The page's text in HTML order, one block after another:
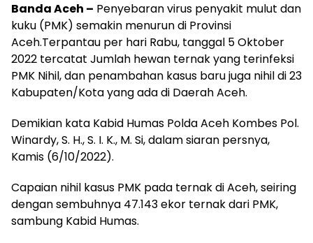
Banda Aceh – Penyebaran virus penyakit mulut dan
kuku (PMK) semakin menurun di Provinsi
Aceh.Terpantau per hari Rabu, tanggal 5 Oktober
2022 tercatat Jumlah hewan ternak yang terinfeksi
PMK Nihil, dan penambahan kasus baru juga nihil di 23
Kabupaten/Kota yang ada di Daerah Aceh.
Demikian kata Kabid Humas Polda Aceh Kombes Pol.
Winardy, S. H., S. I. K., M. Si, dalam siaran persnya,
Kamis (6/10/2022).
Capaian nihil kasus PMK pada ternak di Aceh, seiring
dengan sembuhnya 47.143 ekor ternak dari PMK,
sambung Kabid Humas.